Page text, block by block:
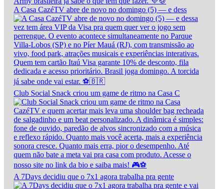
A Casa CazéTV abre de novo no domingo (5) — e dess
Club Social Snack criou um game de ritmo na Casa C
A 7Days decidiu que o 7x1 agora trabalha pra gente